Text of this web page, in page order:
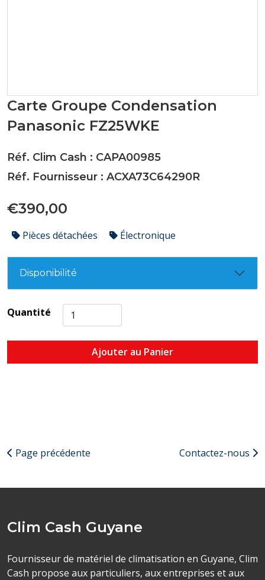
Carte Groupe Condensation
Panasonic FZ25WKE
Réf. Clim Cash : CAPA00985
Réf. Fournisseur : ACXA73C64290R
€390,00
Pièces détachées Électronique
Disponibilité
Quantité
Ajouter au Panier
Page précédente Contactez-nous
Clim Cash Guyane
Fournisseur de matériel de climatisation en Guyane, Clim
Cash propose aux particuliers, aux entreprises et aux